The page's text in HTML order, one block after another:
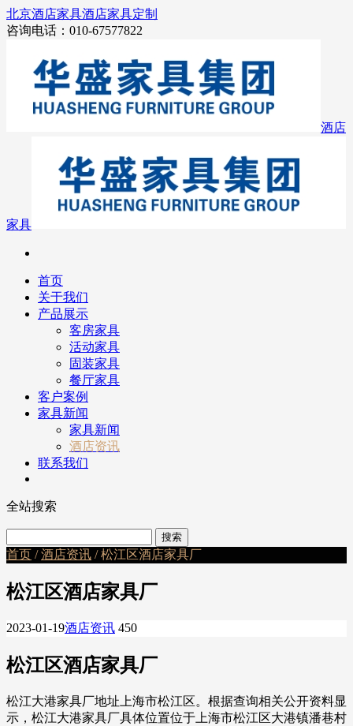
北京酒店家具酒店家具定制
咨询电话：010-67577822
酒店
家具
首页
关于我们
产品展示
客房家具
活动家具
固装家具
餐厅家具
客户案例
家具新闻
家具新闻
酒店资讯
联系我们
全站搜索
首页 /酒店资讯 / 松江区酒店家具厂
松江区酒店家具厂
2023-01-19酒店资讯 450
松江区酒店家具厂
松江大港家具厂地址上海市松江区。根据查询相关公开资料显
示，松江大港家具厂具体位置位于上海市松江区大港镇潘巷村